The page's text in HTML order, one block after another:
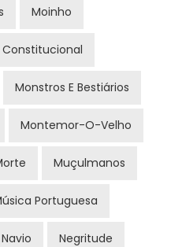
Moinho
Monstros E Bestiários
Montemor-O-Velho
Muçulmanos
Portuguesa
Navio Negritude